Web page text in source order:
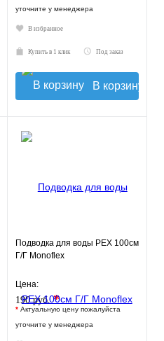
уточните у менеджера
В избранное
Купить в 1 клик Под заказ
В корзину
Подводка для воды РЕХ 100см
Г/Г Monoflex
Цена:
190 руб.*
* Актуальную цену пожалуйста
уточните у менеджера